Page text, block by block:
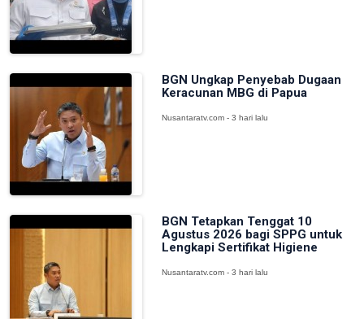
BGN Ungkap Penyebab Dugaan
Keracunan MBG di Papua
Nusantaratv.com - 3 hari lalu
BGN Tetapkan Tenggat 10
Agustus 2026 bagi SPPG untuk
Lengkapi Sertifikat Higiene
Nusantaratv.com - 3 hari lalu